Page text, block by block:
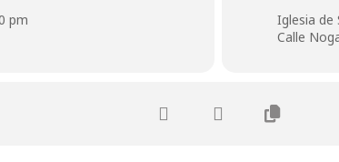
pm
Iglesia de
Calle